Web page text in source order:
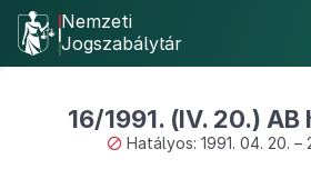
Nemzeti
Jogszabálytár
16/1991. (IV. 20.)
Hatályos: 1991. 04. 20. –